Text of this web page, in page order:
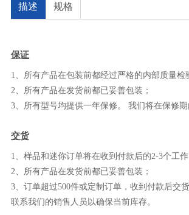
描述 规格
保证
1、所有产品在包装前都经过严格的内部质量检
2、所有产品在发货前都已妥善包装；
3、所有型号均提供一年保修。 我们将在保修期
交货
1、样品和迷你订单将在收到付款后的2-3个工作
2、所有产品在发货前都已妥善包装；
3、订单超过500件或定制订单，收到付款后交
联系我们的销售人员以确保当前库存。